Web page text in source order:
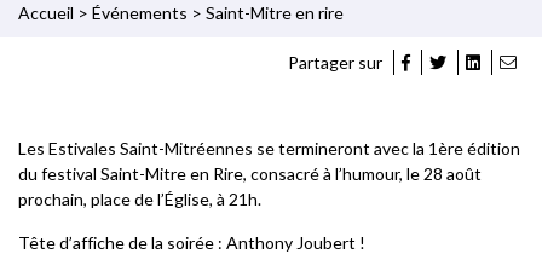
Accueil > Événements > Saint-Mitre en rire
Partager sur
Les Estivales Saint-Mitréennes se termineront avec la 1ère édition
du festival Saint-Mitre en Rire, consacré à l’humour, le 28 août
prochain, place de l’Église, à 21h.
Tête d’affiche de la soirée : Anthony Joubert !